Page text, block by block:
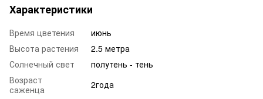
Характеристики
Время цветения
июнь
Высота растения
2.5 метра
Солнечный свет
полутень - тень
Возраст
саженца
2года